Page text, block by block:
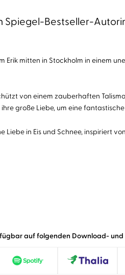
Spiegel-Bestseller-
mitten in Stockholm in einem
von einem zauberhaften
große Liebe, um eine
in Eis und Schnee, inspiriert von
auf folgenden Download-